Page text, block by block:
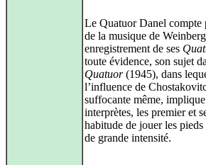
Le Quatuor Danel compte
de la musique de
enregistrement de ses
toute évidence, son sujet
Quatuor(1945), dans
l’influence de
suffocante même,
interprètes, les premier et
habitude de jouer les
de grande intensité.